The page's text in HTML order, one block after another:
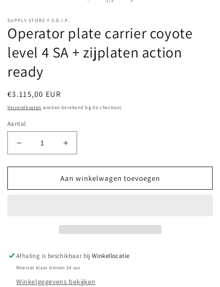
SUPPLY STORE F.S.D.I.P.
Operator plate carrier coyote
level 4 SA + zijplaten action
ready
Normale
prijs
€3.115,00 EUR
Verzendkosten worden berekend bij de checkout.
Aantal
Aantal
verlagen
voor
plate
zijplaten
action
ready
Aantal
verhogen
voor
Operator
plate
zijplaten
action
ready
Aan winkelwagen toevoegen
Afhaling is beschikbaar bijWinkellocatie
Meestal klaar binnen 24 uur
Winkelgegevens bekijken